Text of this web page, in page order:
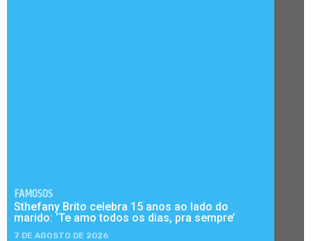
FAMOSOS
Sthefany Brito celebra 15 anos ao lado do
marido: ‘Te amo todos os dias, pra sempre’
7 DE AGOSTO DE 2026